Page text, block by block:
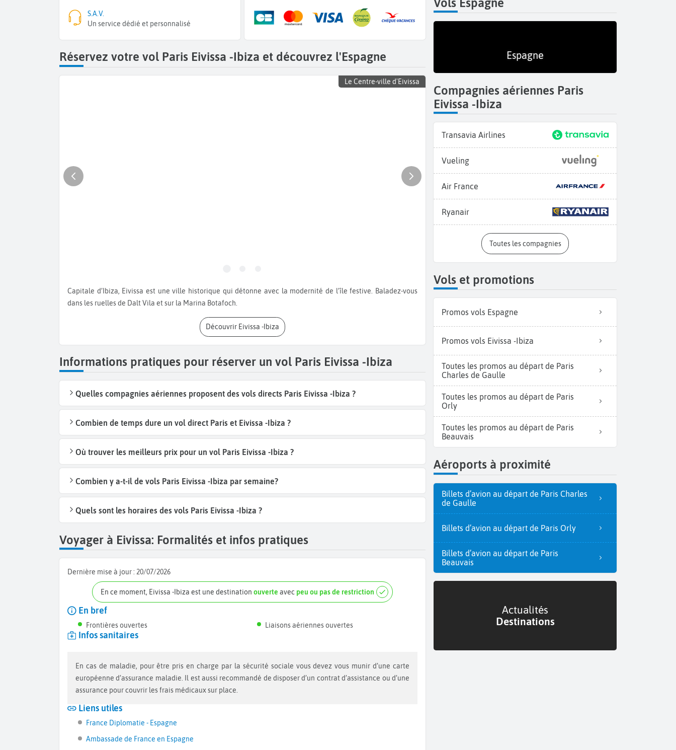
S.A.V.
Un service dédié et personnalisé
Réservez votre vol Paris Eivissa -Ibiza et découvrez l'Espagne
Le Centre-ville d'Eivissa
Capitale d’Ibiza, Eivissa est une ville historique qui détonne avec la modernité de l’île festive. Baladez-vous
dans les ruelles de Dalt Vila et sur la Marina Botafoch.
Découvrir Eivissa -Ibiza
Informations pratiques pour réserver un vol Paris Eivissa -Ibiza
Quelles compagnies aériennes proposent des vols directs Paris Eivissa -Ibiza ?
Combien de temps dure un vol direct Paris et Eivissa -Ibiza ?
Où trouver les meilleurs prix pour un vol Paris Eivissa -Ibiza ?
Combien y a-t-il de vols Paris Eivissa -Ibiza par semaine?
Quels sont les horaires des vols Paris Eivissa -Ibiza ?
Voyager à Eivissa: Formalités et infos pratiques
Dernière mise à jour : 20/07/2026
En ce moment, Eivissa -Ibiza est une destination ouverte avec peu ou pas de restriction
En bref
Frontières ouvertes Liaisons aériennes ouvertes
Infos sanitaires
En cas de maladie, pour être pris en charge par la sécurité sociale vous devez vous munir d’une carte
européenne d’assurance maladie. Il est aussi recommandé de disposer d’un contrat d’assistance ou d’une
assurance pour couvrir les frais médicaux sur place.
Liens utiles
France Diplomatie - Espagne
Ambassade de France en Espagne
Espagne
Compagnies aériennes Paris
Eivissa -Ibiza
Transavia Airlines
Vueling
Air France
Ryanair
Toutes les compagnies
Vols et promotions
Promos vols Espagne
Promos vols Eivissa -Ibiza
Toutes les promos au départ de Paris
Charles de Gaulle
Toutes les promos au départ de Paris
Orly
Toutes les promos au départ de Paris
Beauvais
Aéroports à proximité
Billets d’avion au départ de Paris Charles
de Gaulle
Billets d’avion au départ de Paris Orly
Billets d’avion au départ de Paris
Beauvais
Actualités
Destinations